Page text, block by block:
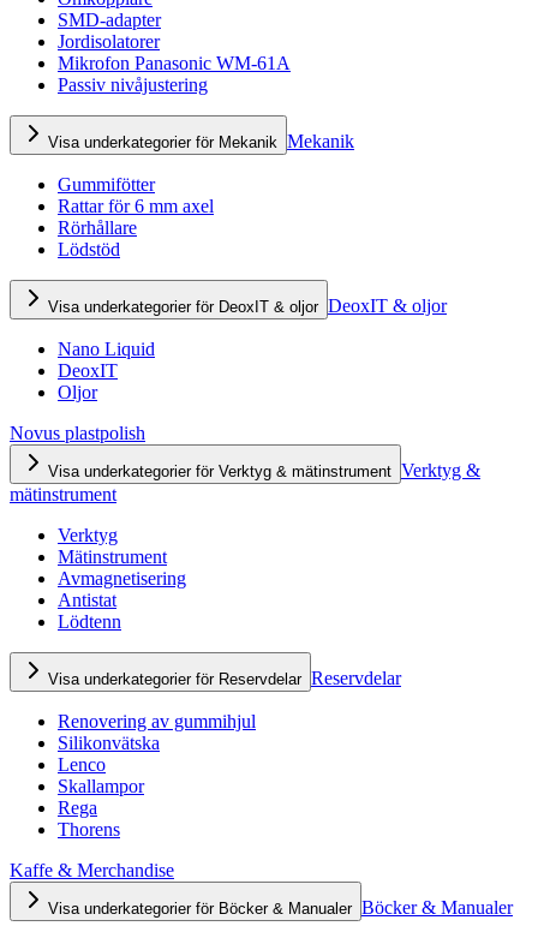
SMD-adapter
Jordisolatorer
Mikrofon Panasonic WM-61A
Passiv nivåjustering
Visa underkategorier för Mekanik Mekanik
Gummifötter
Rattar för 6 mm axel
Rörhållare
Lödstöd
Visa underkategorier för DeoxIT & oljor DeoxIT & oljor
Nano Liquid
DeoxIT
Oljor
Novus plastpolish
Visa underkategorier för Verktyg & mätinstrument Verktyg &
mätinstrument
Verktyg
Mätinstrument
Avmagnetisering
Antistat
Lödtenn
Visa underkategorier för Reservdelar Reservdelar
Renovering av gummihjul
Silikonvätska
Lenco
Skallampor
Rega
Thorens
Kaffe & Merchandise
Visa underkategorier för Böcker & Manualer Böcker & Manualer